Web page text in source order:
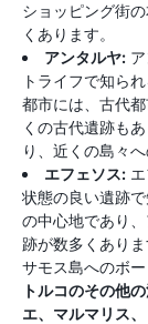
ショッピング街
くあります。
アンタルヤ:
トライフで知ら
都市には、古代
くの古代遺跡も
り、近くの島々
エフェソス:
状態の良い遺跡
の中心地であり
跡が数多くあり
サモス島へのボ
トルコのその他
エ、マルマリス